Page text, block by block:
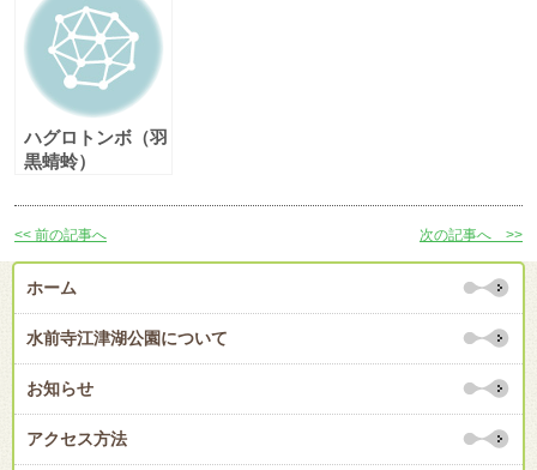
ハグロトンボ（羽
黒蜻蛉）
<< 前の記事へ 次の記事へ >>
ホーム
水前寺江津湖公園について
お知らせ
アクセス方法